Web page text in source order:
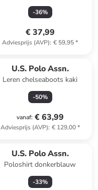
-36%
€ 37,99
Adviesprijs (AVP): € 59,95*
U.S. Polo Assn.
Leren chelseaboots kaki
-50%
vanaf: € 63,99
Adviesprijs (AVP): € 129,00*
U.S. Polo Assn.
Poloshirt donkerblauw
-33%